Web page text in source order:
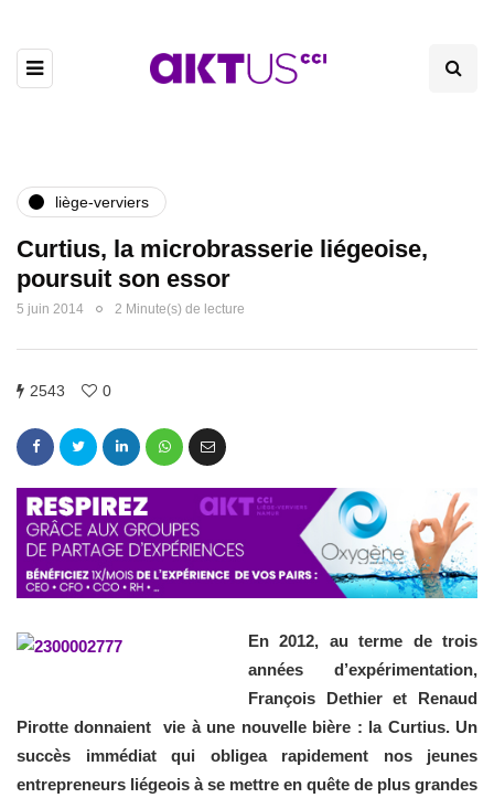
liège-verviers
Curtius, la microbrasserie liégeoise,
poursuit son essor
5 juin 2014 2 Minute(s) de lecture
2543 0
En 2012, au terme de trois
années d’expérimentation,
François Dethier et Renaud
Pirotte donnaient vie à une nouvelle bière : la Curtius. Un
succès immédiat qui obligea rapidement nos jeunes
entrepreneurs liégeois à se mettre en quête de plus grandes